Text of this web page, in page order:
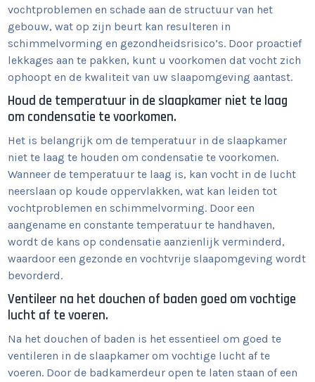
vochtproblemen en schade aan de structuur van het
gebouw, wat op zijn beurt kan resulteren in
schimmelvorming en gezondheidsrisico’s. Door proactief
lekkages aan te pakken, kunt u voorkomen dat vocht zich
ophoopt en de kwaliteit van uw slaapomgeving aantast.
Houd de temperatuur in de slaapkamer niet te laag
om condensatie te voorkomen.
Het is belangrijk om de temperatuur in de slaapkamer
niet te laag te houden om condensatie te voorkomen.
Wanneer de temperatuur te laag is, kan vocht in de lucht
neerslaan op koude oppervlakken, wat kan leiden tot
vochtproblemen en schimmelvorming. Door een
aangename en constante temperatuur te handhaven,
wordt de kans op condensatie aanzienlijk verminderd,
waardoor een gezonde en vochtvrije slaapomgeving wordt
bevorderd.
Ventileer na het douchen of baden goed om vochtige
lucht af te voeren.
Na het douchen of baden is het essentieel om goed te
ventileren in de slaapkamer om vochtige lucht af te
voeren. Door de badkamerdeur open te laten staan of een